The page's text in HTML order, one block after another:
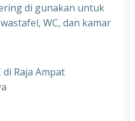
di gunakan untuk
WC, dan kamar